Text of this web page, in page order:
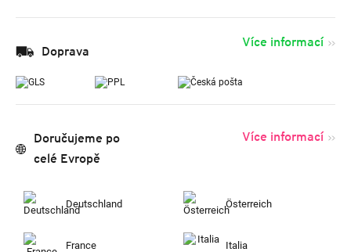
Doprava
Více informací
Doručujeme po
celé Evropě
Více informací
Deutschland Österreich
France Italia